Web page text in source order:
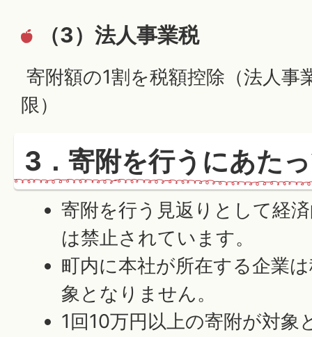
（3）法人事業税
寄附額の1割を税額控除（法人事
限）
3．寄附を行うにあた
寄附を行う見返りとして経
は禁止されています。
町内に本社が所在する企業
象となりません。
1回10万円以上の寄附が対象